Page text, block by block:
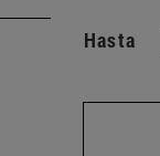
Hasta